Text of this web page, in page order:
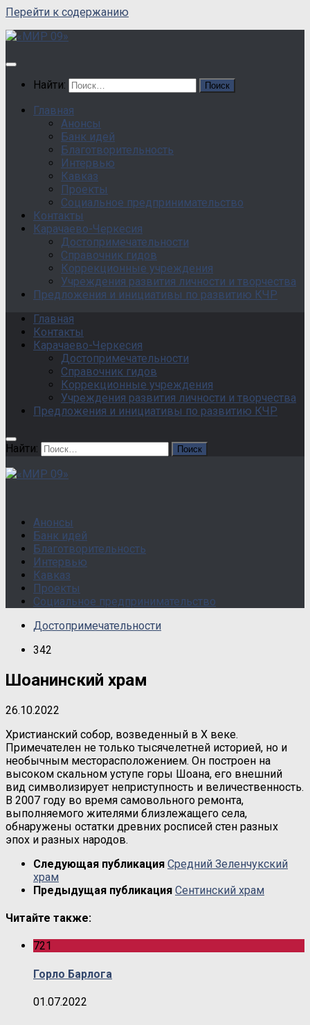
Перейти к содержанию
Найти:
Главная
Анонсы
Банк идей
Благотворительность
Интервью
Кавказ
Проекты
Социальное предпринимательство
Контакты
Карачаево-Черкесия
Достопримечательности
Справочник гидов
Коррекционные учреждения
Учреждения развития личности и творчества
Предложения и инициативы по развитию КЧР
Главная
Контакты
Карачаево-Черкесия
Достопримечательности
Справочник гидов
Коррекционные учреждения
Учреждения развития личности и творчества
Предложения и инициативы по развитию КЧР
Найти:
Анонсы
Банк идей
Благотворительность
Интервью
Кавказ
Проекты
Социальное предпринимательство
Достопримечательности
342
Шоанинский храм
26.10.2022
Христианский собор, возведенный в X веке.
Примечателен не только тысячелетней историей, но и
необычным месторасположением. Он построен на
высоком скальном уступе горы Шоана, его внешний
вид символизирует неприступность и величественность.
В 2007 году во время самовольного ремонта,
выполняемого жителями близлежащего села,
обнаружены остатки древних росписей стен разных
эпох и разных народов.
Следующая публикация Средний Зеленчукский
храм
Предыдущая публикация Сентинский храм
Читайте также:
721
Горло Барлога
01.07.2022